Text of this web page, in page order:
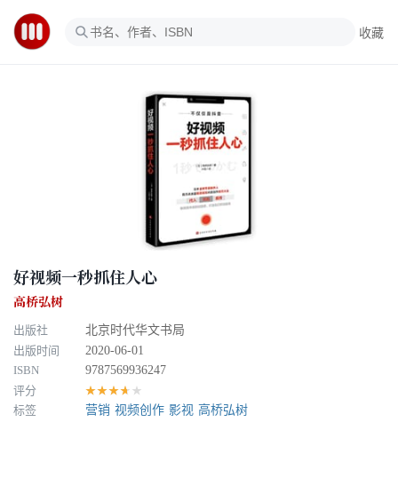
收藏
好视频一秒抓住人心
高桥弘树
出版社
北京时代华文书局
出版时间
2020-06-01
ISBN
9787569936247
评分
★★★★★
标签 营销 视频创作 影视 高桥弘树